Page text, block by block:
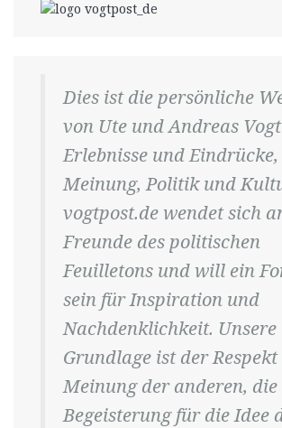
Dies ist die persönliche
von Ute und Andreas
Erlebnisse und Eindrücke,
Meinung, Politik und
vogtpost.de wendet sich
Freunde des politischen
Feuilletons und will ein
sein für Inspiration und
Nachdenklichkeit. Unsere
Grundlage ist der
Meinung der anderen, die
Begeisterung für die Idee